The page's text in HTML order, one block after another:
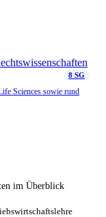
8 SG
Sciences sowie rund
im Überblick